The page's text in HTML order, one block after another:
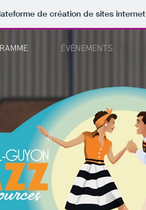
de création de sites internet
ÉVÉNEMENTS